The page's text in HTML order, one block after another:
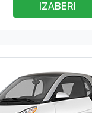
IZABERI